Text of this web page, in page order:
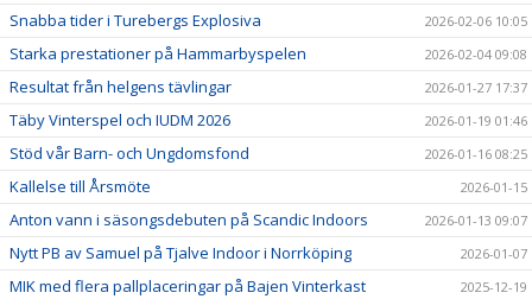
Snabba tider i Turebergs Explosiva 2026-02-06 10:05
Starka prestationer på Hammarbyspelen 2026-02-04 09:08
Resultat från helgens tävlingar 2026-01-27 17:37
Täby Vinterspel och IUDM 2026 2026-01-19 01:46
Stöd vår Barn- och Ungdomsfond 2026-01-16 08:25
Kallelse till Årsmöte 2026-01-15
Anton vann i säsongsdebuten på Scandic Indoors 2026-01-13 09:07
Nytt PB av Samuel på Tjalve Indoor i Norrköping 2026-01-07
MIK med flera pallplaceringar på Bajen Vinterkast 2025-12-19